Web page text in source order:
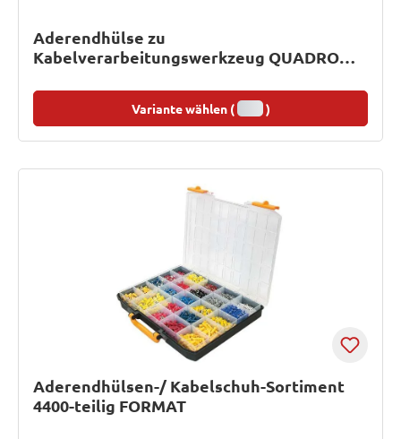
Aderendhülse zu
Kabelverarbeitungswerkzeug QUADRO
plus 2.5
Variante wählen ( )
Aderendhülsen-/ Kabelschuh-Sortiment
4400-teilig FORMAT